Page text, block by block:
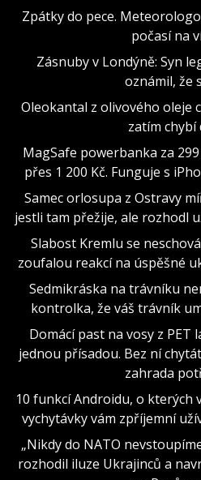
Zpátky do pece.
počasí na
Zásnuby v Londýně: Syn
oznámil, že
Oleokantal z olivového oleje
zatím chybí
MagSafe powerbanka za
přes 1 200 Kč. Funguje s
Samec orlosupa z Ostravy
jestli tam přežije, ale rozhodl
Slabost Kremlu se
zoufalou reakcí na úspěšné
Sedmikráska na trávníku
kontrolka, že váš trávník
Domácí past na vosy z PET
jednou přísadou. Bez ní
zahrada
10 funkcí Androidu, o kterých
vychytávky vám zpříjemní
„Nikdy do NATO
rozhodil iluze Ukrajinců a